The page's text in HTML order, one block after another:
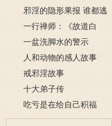
邪淫的隐形果报 谁都逃
不掉
一行禅师：《故道白
云》
一盆洗脚水的警示
人和动物的感人故事
戒邪淫故事
十大弟子传
吃亏是在给自己积福